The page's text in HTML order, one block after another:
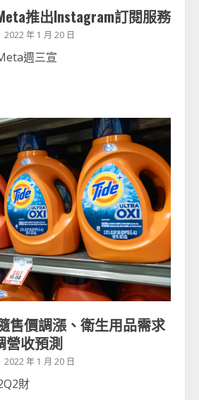
推出Instagram訂閱服務
2022 年 1 月 20 日
週三宣
售價調漲、衛生用品需求
營收預測
2022 年 1 月 20 日
財